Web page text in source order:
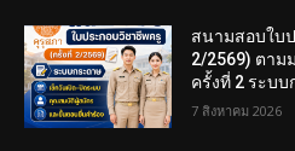
สนามสอบใบ
2/2569) ตา
ครั้งที่ 2 ระบ
7 สิงหาคม 2026